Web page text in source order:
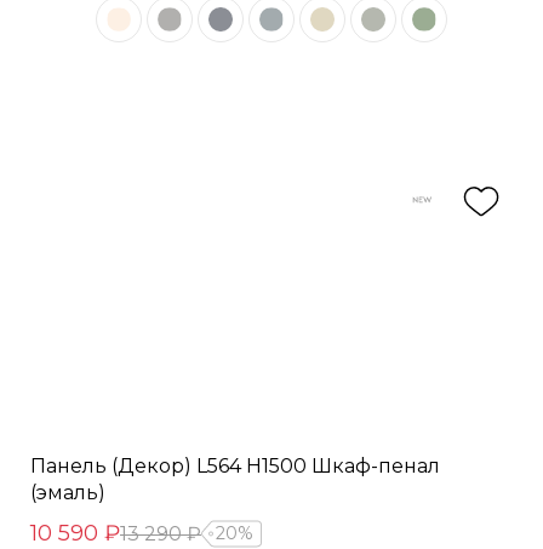
Панель (Декор) L564 H1500 Шкаф-пенал
(эмаль)
10 590 ₽13 290 ₽ 20%